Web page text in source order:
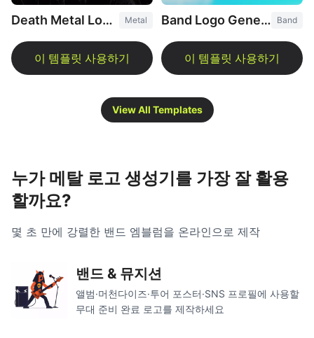
Death Metal Logo Generator Metal Band Logo Generator Band
View All Templates
누가 메탈 로고 생성기를 가장 잘 활용
할까요?
몇 초 만에 강렬한 밴드 엠블럼을 온라인으로 제작
밴드 & 뮤지션
앨범·머천다이즈·투어 포스터·SNS 프로필에 사용할
무대 준비 완료 로고를 제작하세요